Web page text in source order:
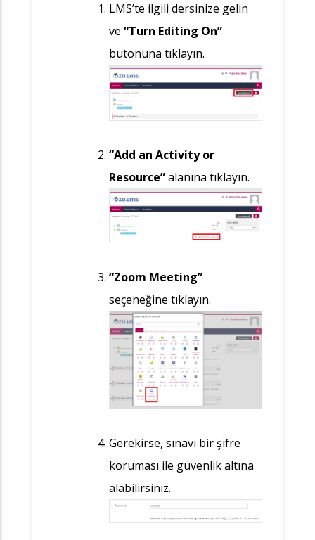
LMS’te ilgili dersinize gelin
ve “Turn Editing On”
butonuna tıklayın.
“Add an Activity or
Resource”alanına tıklayın.
“Zoom Meeting”
seçeneğine tıklayın.
Gerekirse, sınavı bir şifre
koruması ile güvenlik altına
alabilirsiniz.